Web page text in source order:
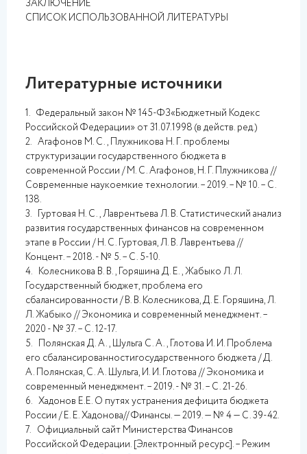
ЗАКЛЮЧЕНИЕ
СПИСОК ИСПОЛЬЗОВАННОЙ ЛИТЕРАТУРЫ
Литературные источники
1. Федеральный закон № 145-ФЗ«Бюджетный Кодекс
Российской Федерации» от 31.07.1998 (в действ. ред.)
2. Агафонов М. С., Плужникова Н. Г. проблемы
структуризации государственного бюджета в
современной России / М. С. Агафонов, Н. Г. Плужникова //
Современные наукоемкие технологии. – 2019. – № 10. – С.
138.
3. Гуртовая Н. С., Лаврентьева Л. В. Статистический анализ
развития государственных финансов на современном
этапе в России / Н. С. Гуртовая, Л. В. Лаврентьева //
Концент. – 2018. - № 5. – С. 5-10.
4. Колесникова В. В., Горяшина Д. Е., Жабыко Л. Л.
Государственный бюджет, проблема его
сбалансированности / В. В. Колесникова, Д. Е. Горяшина, Л.
Л. Жабыко // Экономика и современный менеджмент. –
2020 - № 37. – С. 12-17.
5. Полянская Д. А., Шульга С. А., Глотова И. И. Проблема
его сбалансированностигосударственного бюджета / Д.
А. Полянская, С. А. Шульга, И. И. Глотова // Экономика и
современный менеджмент. – 2019. - № 31. – С. 21-26.
6. Хадонов Е.Е. О путях устранения дефицита бюджета
России / Е. Е. Хадонова// Финансы. — 2019. — № 4 — С. 39-42.
7. Официальный сайт Министерства Финансов
Российской Федерации. [Электронный ресурс]. – Режим